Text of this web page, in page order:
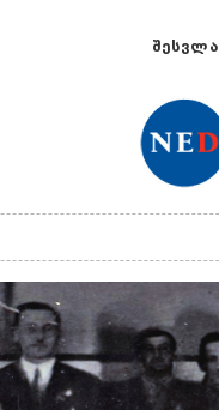
შესვლა